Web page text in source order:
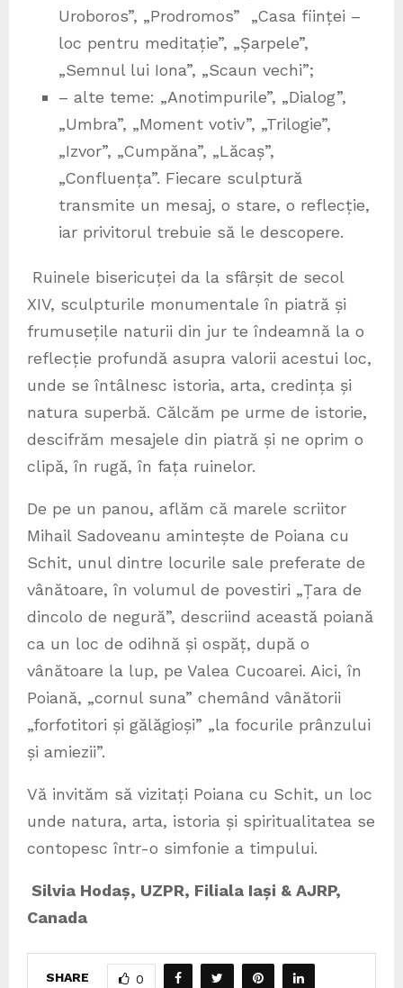
Uroboros”, „Prodromos” „Casa ființei –
loc pentru meditație”, „Șarpele”,
„Semnul lui Iona”, „Scaun vechi”;
– alte teme: „Anotimpurile”, „Dialog”,
„Umbra”, „Moment votiv”, „Trilogie”,
„Izvor”, „Cumpăna”, „Lăcaș”,
„Confluența”. Fiecare sculptură
transmite un mesaj, o stare, o reflecție,
iar privitorul trebuie să le descopere.
Ruinele bisericuței da la sfârșit de secol
XIV, sculpturile monumentale în piatră și
frumusețile naturii din jur te îndeamnă la o
reflecție profundă asupra valorii acestui loc,
unde se întâlnesc istoria, arta, credința și
natura superbă. Călcăm pe urme de istorie,
descifrăm mesajele din piatră și ne oprim o
clipă, în rugă, în fața ruinelor.
De pe un panou, aflăm că marele scriitor
Mihail Sadoveanu amintește de Poiana cu
Schit, unul dintre locurile sale preferate de
vânătoare, în volumul de povestiri „Țara de
dincolo de negură”, descriind această poiană
ca un loc de odihnă și ospăț, după o
vânătoare la lup, pe Valea Cucoarei. Aici, în
Poiană, „cornul suna” chemând vânătorii
„forfotitori și gălăgioși” „la focurile prânzului
și amiezii”.
Vă invităm să vizitați Poiana cu Schit, un loc
unde natura, arta, istoria și spiritualitatea se
contopesc într-o simfonie a timpului.
Silvia Hodaș, UZPR, Filiala Iași & AJRP,
Canada
SHARE 0